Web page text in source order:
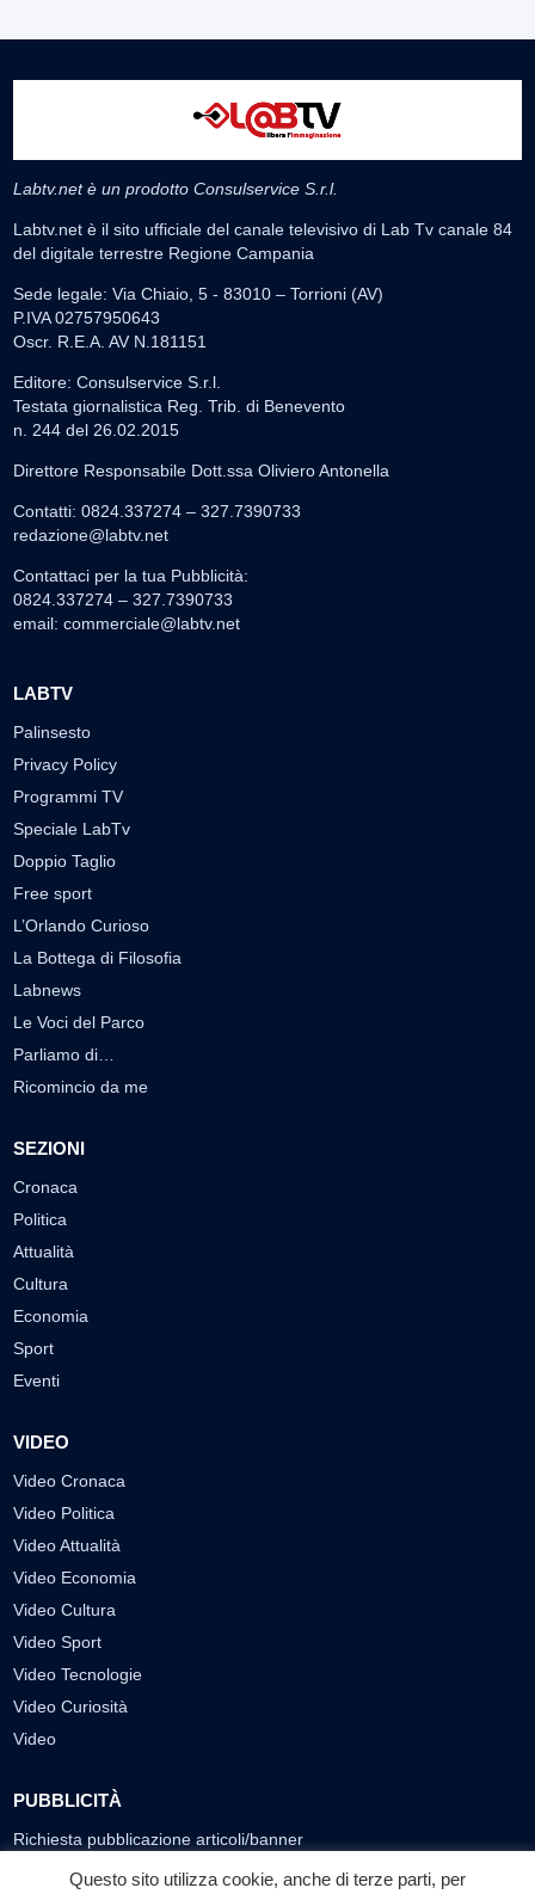
Labtv.net è un prodotto Consulservice S.r.l.
Labtv.net è il sito ufficiale del canale televisivo di Lab Tv canale 84
del digitale terrestre Regione Campania
Sede legale: Via Chiaio, 5 - 83010 – Torrioni (AV)
P.IVA 02757950643
Oscr. R.E.A. AV N.181151
Editore: Consulservice S.r.l.
Testata giornalistica Reg. Trib. di Benevento
n. 244 del 26.02.2015
Direttore Responsabile Dott.ssa Oliviero Antonella
Contatti: 0824.337274 – 327.7390733
redazione@labtv.net
Contattaci per la tua Pubblicità:
0824.337274 – 327.7390733
email: commerciale@labtv.net
LABTV
Palinsesto
Privacy Policy
Programmi TV
Speciale LabTv
Doppio Taglio
Free sport
L’Orlando Curioso
La Bottega di Filosofia
Labnews
Le Voci del Parco
Parliamo di…
Ricomincio da me
SEZIONI
Cronaca
Politica
Attualità
Cultura
Economia
Sport
Eventi
VIDEO
Video Cronaca
Video Politica
Video Attualità
Video Economia
Video Cultura
Video Sport
Video Tecnologie
Video Curiosità
Video
PUBBLICITÀ
Richiesta pubblicazione articoli/banner
SEGUICI SUI SOCIAL
Questo sito utilizza cookie, anche di terze parti, per